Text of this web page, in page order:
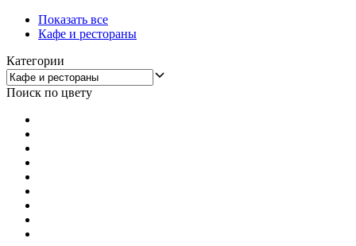
Показать все
Кафе и рестораны
Категории
Поиск по цвету